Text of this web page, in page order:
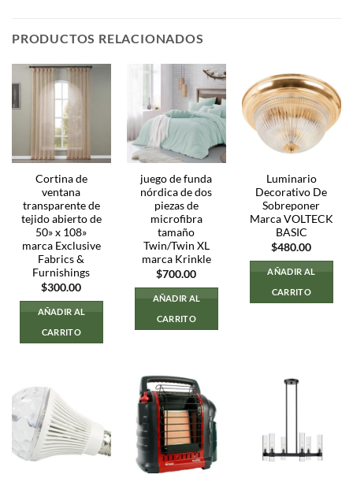
PRODUCTOS RELACIONADOS
Cortina de
ventana
transparente de
tejido abierto de
50» x 108»
marca Exclusive
Fabrics &
Furnishings
$300.00
AÑADIR AL
CARRITO
juego de funda
nórdica de dos
piezas de
microfibra
tamaño
Twin/Twin XL
marca Krinkle
$700.00
AÑADIR AL
CARRITO
Luminario
Decorativo De
Sobreponer
Marca VOLTECK
BASIC
$480.00
AÑADIR AL
CARRITO